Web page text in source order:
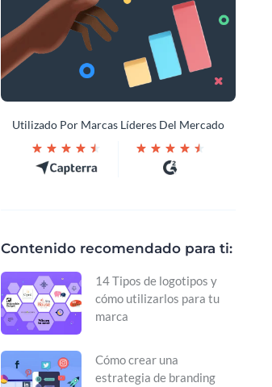
Utilizado Por Marcas Líderes Del Mercado
Contenido recomendado para ti:
14 Tipos de logotipos y
cómo utilizarlos para tu
marca
Cómo crear una
estrategia de branding